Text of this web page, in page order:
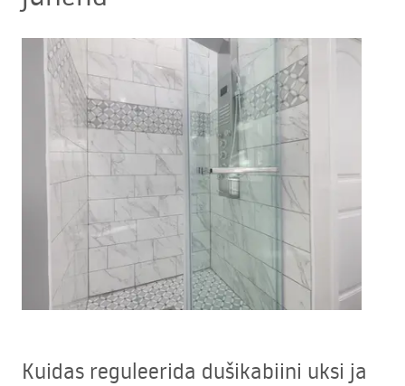
Kuidas reguleerida dušikabiini uksi ja